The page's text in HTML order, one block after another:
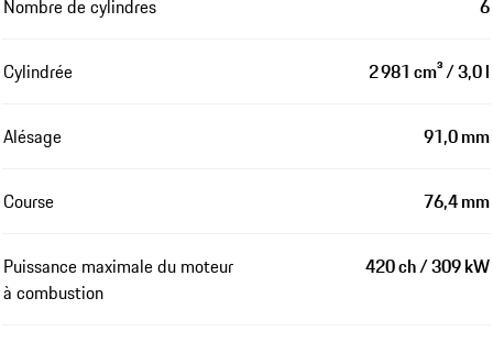
Nombre de cylindres 6
Cylindrée 2 981 cm³ / 3,0 l
Alésage 91,0 mm
Course 76,4 mm
Puissance maximale du moteur
à combustion
420 ch / 309 kW